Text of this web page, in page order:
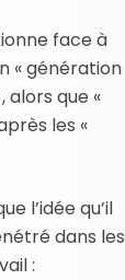
face à
« génération
alors que «
les «
l’idée qu’il
dans les
: